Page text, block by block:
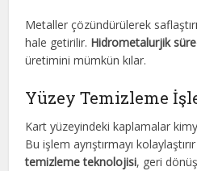
Metaller çözündürülerek
hale getirilir. Hidrometalurjik
üretimini mümkün kılar.
Yüzey Temizleme
Kart yüzeyindeki kaplamalar
Bu işlem ayrıştırmayı
temizleme teknolojisi, geri